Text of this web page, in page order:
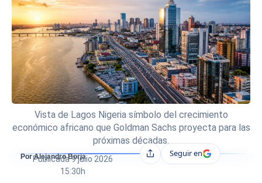
Vista de Lagos Nigeria símbolo del crecimiento
económico africano que Goldman Sachs proyecta para las
próximas décadas.
Por Alejandro Borja
Publicada9 julio 2026
15:30h
CompartirSeguir en